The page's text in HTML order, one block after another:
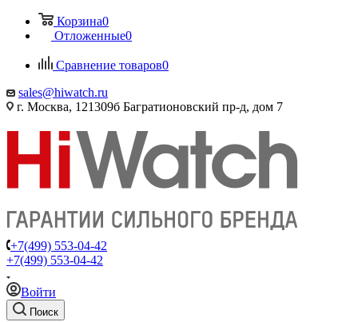
Корзина0
Отложенные0
Сравнение товаров0
sales@hiwatch.ru
г. Москва, 121309б Багратионовский пр-д, дом 7
+7(499) 553-04-42
+7(499) 553-04-42
Войти
Поиск